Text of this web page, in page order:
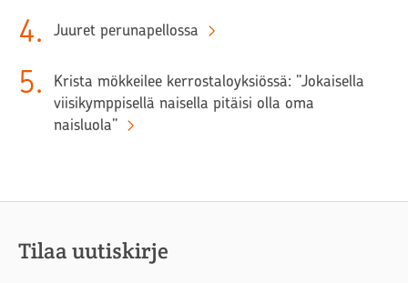
4. Juuret perunapellossa
5.
Krista mökkeilee kerrostaloyksiössä: ”Jokaisella
viisikymppisellä naisella pitäisi olla oma
naisluola”
Tilaa uutiskirje